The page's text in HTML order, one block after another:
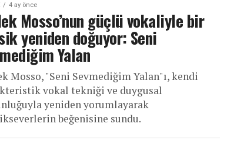
4 ay önce
Mosso’nun güçlü vokaliyle bir
yeniden doğuyor: Seni
Yalan
Mosso, "Seni Sevmediğim Yalan"ı, kendi
vokal tekniği ve duygusal
yeniden yorumlayarak
beğenisine sundu.